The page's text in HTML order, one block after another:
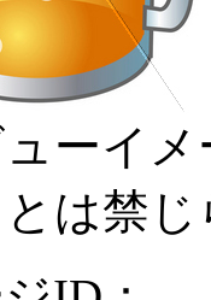
ーイ
は禁